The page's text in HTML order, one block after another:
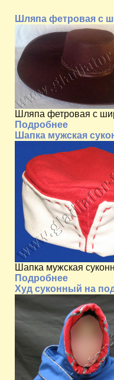
Шляпа фетровая с
Шляпа фетровая с
Подробнее
Шапка мужская
Шапка мужская
Подробнее
Худ суконный на